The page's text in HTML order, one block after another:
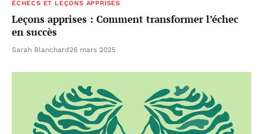
ÉCHECS ET LEÇONS APPRISES
Leçons apprises : Comment transformer l’échec
en succès
Sarah Blanchard 26 mars 2025